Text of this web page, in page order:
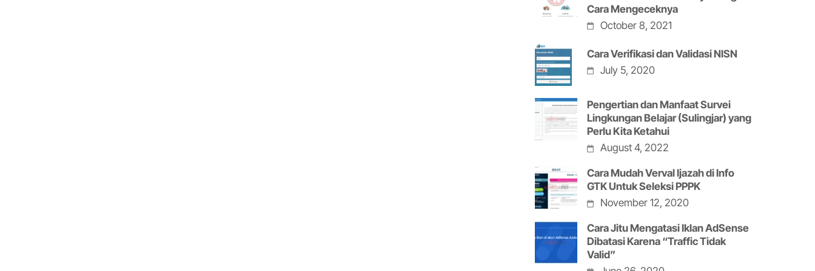
Cara Mengeceknya
October 8, 2021
Cara Verifikasi dan Validasi NISN
July 5, 2020
Pengertian dan Manfaat Survei
Lingkungan Belajar (Sulingjar) yang
Perlu Kita Ketahui
August 4, 2022
Cara Mudah Verval Ijazah di Info
GTK Untuk Seleksi PPPK
November 12, 2020
Cara Jitu Mengatasi Iklan AdSense
Dibatasi Karena “Traffic Tidak
Valid”